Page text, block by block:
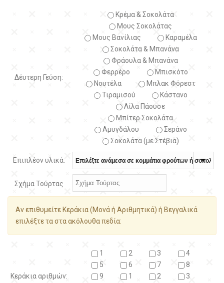
Δέυτερη Γεύση:
Κρέμα & Σοκολάτα
Μους Σοκολάτας
Μους Βανίλιας
Καραμέλα
Σοκολάτα & Μπανάνα
Φράουλα & Μπανάνα
Φερρέρο
Μπισκότο
Νουτέλα
Μπλακ Φόρεστ
Τιραμισού
Κάστανο
Λίλα Πάουσε
Μπίτερ Σοκολάτα
Αμυγδάλου
Σεράνο
Σοκολάτα (με Στέβια)
Επιπλέον υλικά:
Σχήμα Τούρτας
Αν επιθυμείτε Κεράκια (Μονά ή Αριθμητικά) ή Βεγγαλικά
επιλέξτε τα στα ακόλουθα πεδία:
Κεράκια αριθμών:
1 2 3
4
5
6 7
8
9
1 2
3